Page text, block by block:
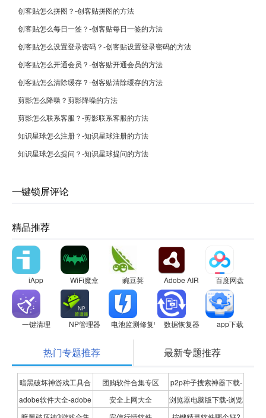
创客贴怎么拼图？-创客贴拼图的方法
创客贴怎么每日一签？-创客贴每日一签的方法
创客贴怎么设置登录密码？-创客贴设置登录密码的方法
创客贴怎么开通会员？-创客贴开通会员的方法
创客贴怎么清除缓存？-创客贴清除缓存的方法
剪影怎么降噪？剪影降噪的方法
剪影怎么联系客服？-剪影联系客服的方法
知识星球怎么注册？-知识星球注册的方法
知识星球怎么提问？-知识星球提问的方法
一键锁屏评论
精品推荐
iApp WiFi魔盒 豌豆荚 Adobe AIR 百度网盘
一键清理 NP管理器 电池监测修复管家数据恢复器 app下载
热门专题推荐 最新专题推荐
暗黑破坏神游戏工具合
集
团购软件合集专区
p2p种子搜索神器下载-
P2P种子搜索神器专题
adobe软件大全-adobe
安全上网大全
浏览器电脑版下载-浏览